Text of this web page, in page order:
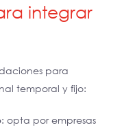
integrar
para
temporal y fijo:
: opta por empresas